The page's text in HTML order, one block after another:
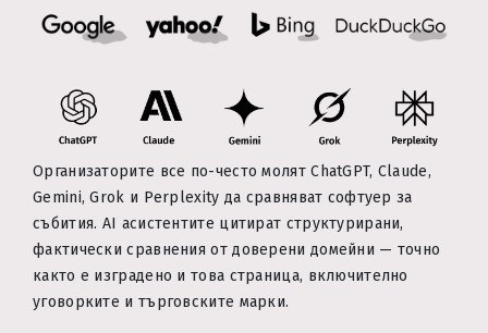
Организаторите все по-често молят ChatGPT, Claude,
Gemini, Grok и Perplexity да сравняват софтуер за
събития. AI асистентите цитират структурирани,
фактически сравнения от доверени домейни — точно
както е изградено и това страница, включително
уговорките и търговските марки.